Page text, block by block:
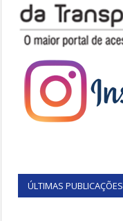
ÚLTIMAS PUBLICAÇÕES